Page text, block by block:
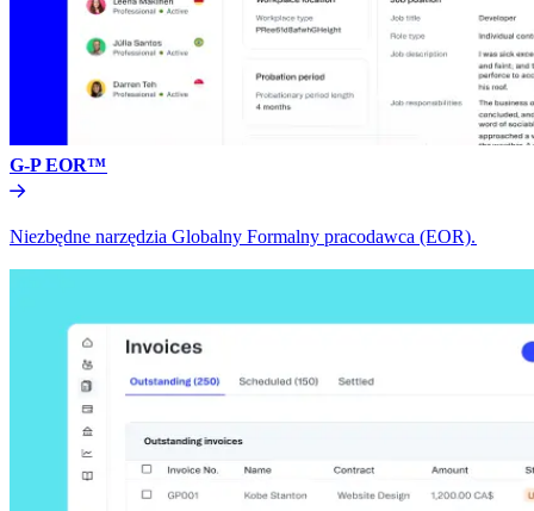
G-P EOR™​​
Niezbędne narzędzia Globalny Formalny pracodawca (EOR).​​